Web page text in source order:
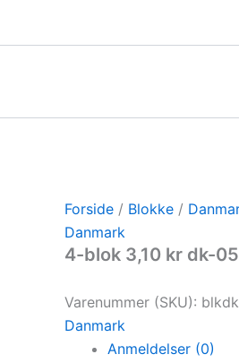
Forside / Blokke /
Danmark
4-blok 3,10 kr dk-
Varenummer (SKU):
Danmark
Anmeldelser (0)